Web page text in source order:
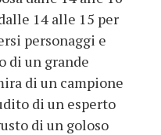
14 alle 15 per
personaggi e
di un grande
di un campione
di un esperto
di un goloso